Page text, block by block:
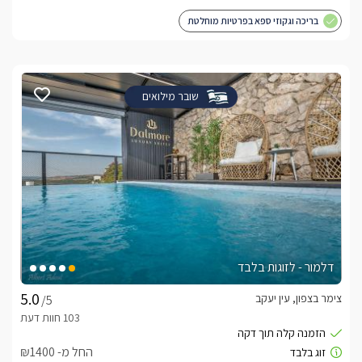
בריכה וגקוזי ספא בפרטיות מוחלטת
שובר מילואים
דלמור - לזוגות בלבד
/5
צימר בצפון, עין יעקב
החל מ- ₪1400